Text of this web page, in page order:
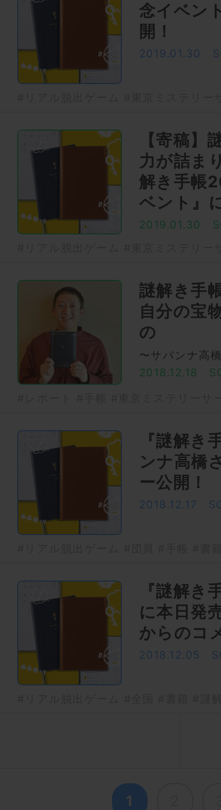
念イベン
開！
2019.01.30
【寄稿】
力が詰ま
解き手帳
ベント』
2019.01.30
謎解き手
自分の宝
の
〜サバンナ高
2018.12.18
『謎解き
ンナ高橋
ー公開！
2018.12.17
『謎解き
に本日発
からのコ
2018.12.05
1